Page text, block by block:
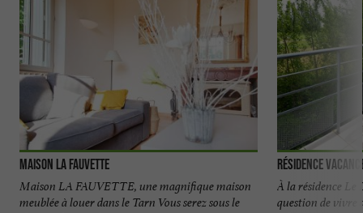
Maison la Fauvette
Maison LA FAUVETTE, une magnifique maison
meublée à louer dans le Tarn Vous serez sous le
Résidence
À la résidence Le
question de vivre